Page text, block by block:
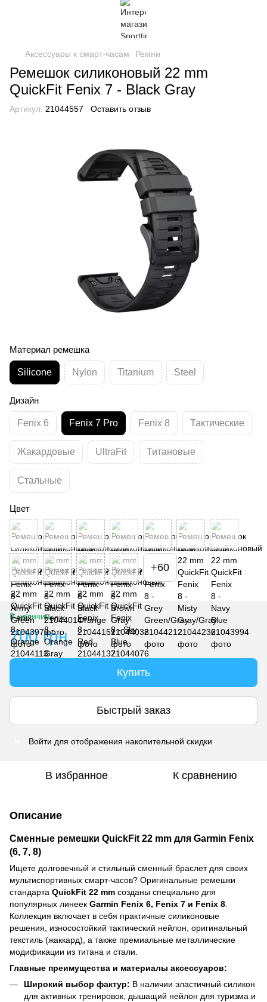
Аксессуары к смарт-часам Ремни
Ремешок силиконовый 22 mm
QuickFit Fenix ​​7 - Black Gray
Артикул: 21044557 Оставить отзыв
Материал ремешка
Silicone Nylon Titanium Steel
Дизайн
Fenix 6 Fenix 7 Pro Fenix 8 Тактические
Жакардовые UltraFit Титановые
Стальные
Цвет
+60
В наличии
700 грн
Купить
Быстрый заказ
Войти для отображения накопительной скидки
В избранное К сравнению
Описание
Сменные ремешки QuickFit 22 mm для Garmin Fenix
(6, 7, 8)
Ищете долговечный и стильный сменный браслет для своих
мультиспортивных смарт-часов? Оригинальные ремешки
стандарта QuickFit 22 mm созданы специально для
популярных линеек Garmin Fenix 6, Fenix 7 и Fenix 8
Коллекция включает в себя практичные силиконовые
решения, износостойкий тактический нейлон, оригинальный
текстиль (жаккард), а также премиальные металлические
модификации из титана и стали.
Главные преимущества и материалы аксессуаров:
Широкий выбор фактур: В наличии эластичный силикон
для активных тренировок, дышащий нейлон для туризма и